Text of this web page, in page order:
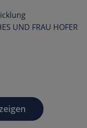
UND FRAU HOFER